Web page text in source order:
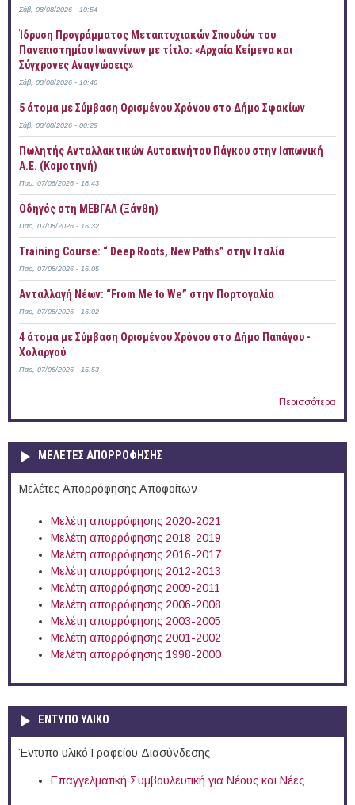
Σάβ, 08/08/2026 - 10:54
Ίδρυση Προγράμματος Μεταπτυχιακών Σπουδών του
Πανεπιστημίου Ιωαννίνων με τίτλο: «Αρχαία Κείμενα και
Σύγχρονες Αναγνώσεις»
Σάβ, 08/08/2026 - 10:46
5 άτομα με Σύμβαση Ορισμένου Χρόνου στο Δήμο Σφακίων
Σάβ, 08/08/2026 - 00:29
Πωλητής Ανταλλακτικών Αυτοκινήτου Πάγκου στην Ιαπωνική
Α.Ε. (Κομοτηνή)
Παρ, 07/08/2026 - 18:43
Οδηγός στη ΜΕΒΓΑΛ (Ξάνθη)
Παρ, 07/08/2026 - 16:32
Training Course: “ Deep Roots, New Paths” στην Ιταλία
Παρ, 07/08/2026 - 16:05
Ανταλλαγή Νέων: “From Me to We” στην Πορτογαλία
Παρ, 07/08/2026 - 16:02
4 άτομα με Σύμβαση Ορισμένου Χρόνου στο Δήμο Παπάγου -
Χολαργού
Παρ, 07/08/2026 - 15:53
Περισσότερα
ΜΕΛΕΤΕΣ ΑΠΟΡΡΟΦΗΣΗΣ
Μελέτες Απορρόφησης Αποφοίτων
Μελέτη απορρόφησης 2020-2021
Μελέτη απορρόφησης 2018-2019
Μελέτη απορρόφησης 2016-2017
Μελέτη απορρόφησης 2012-2013
Μελέτη απορρόφησης 2009-2011
Μελέτη απορρόφησης 2006-2008
Μελέτη απορρόφησης 2003-2005
Μελέτη απορρόφησης 2001-2002
Μελέτη απορρόφησης 1998-2000
ΕΝΤΥΠΟ ΥΛΙΚΟ
Έντυπο υλικό Γραφείου Διασύνδεσης
Επαγγελματική Συμβουλευτική για Νέους και Νέες